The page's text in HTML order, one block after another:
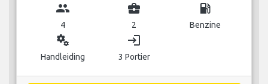
group
4
business_center
2
local_gas_station
Benzine
miscellaneous_services
Handleiding
login
3 Portier